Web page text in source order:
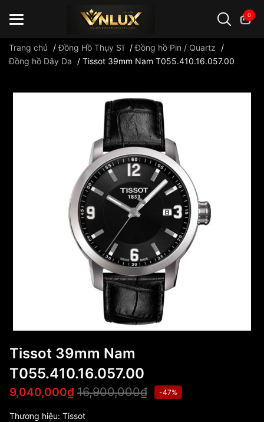
0
Trang chủ /Đồng Hồ Thụy Sĩ /Đồng hồ Pin / Quartz
/
Đồng hồ Dây Da
/ Tissot 39mm Nam T055.410.16.057.00
Tissot 39mm Nam
T055.410.16.057.00
9,040,000₫ 16,900,000₫ -47%
Thương hiệu: Tissot